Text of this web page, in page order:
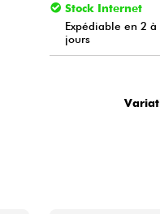
Stock Internet
Expédiable en 2 à
jours